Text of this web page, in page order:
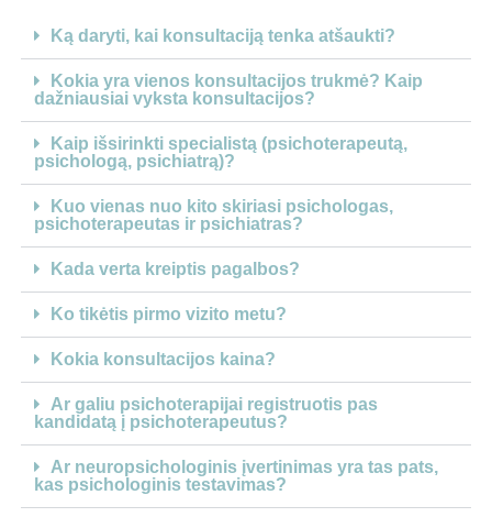
Ką daryti, kai konsultaciją tenka atšaukti?
Kokia yra vienos konsultacijos trukmė? Kaip
dažniausiai vyksta konsultacijos?
Kaip išsirinkti specialistą (psichoterapeutą,
psichologą, psichiatrą)?
Kuo vienas nuo kito skiriasi psichologas,
psichoterapeutas ir psichiatras?
Kada verta kreiptis pagalbos?
Ko tikėtis pirmo vizito metu?
Kokia konsultacijos kaina?
Ar galiu psichoterapijai registruotis pas
kandidatą į psichoterapeutus?
Ar neuropsichologinis įvertinimas yra tas pats,
kas psichologinis testavimas?